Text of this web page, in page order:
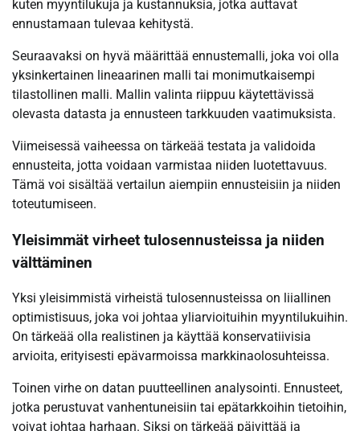
kuten myyntilukuja ja kustannuksia, jotka auttavat
ennustamaan tulevaa kehitystä.
Seuraavaksi on hyvä määrittää ennustemalli, joka voi olla
yksinkertainen lineaarinen malli tai monimutkaisempi
tilastollinen malli. Mallin valinta riippuu käytettävissä
olevasta datasta ja ennusteen tarkkuuden vaatimuksista.
Viimeisessä vaiheessa on tärkeää testata ja validoida
ennusteita, jotta voidaan varmistaa niiden luotettavuus.
Tämä voi sisältää vertailun aiempiin ennusteisiin ja niiden
toteutumiseen.
Yleisimmät virheet tulosennusteissa ja niiden
välttäminen
Yksi yleisimmistä virheistä tulosennusteissa on liiallinen
optimistisuus, joka voi johtaa yliarvioituihin myyntilukuihin.
On tärkeää olla realistinen ja käyttää konservatiivisia
arvioita, erityisesti epävarmoissa markkinaolosuhteissa.
Toinen virhe on datan puutteellinen analysointi. Ennusteet,
jotka perustuvat vanhentuneisiin tai epätarkkoihin tietoihin,
voivat johtaa harhaan. Siksi on tärkeää päivittää ja